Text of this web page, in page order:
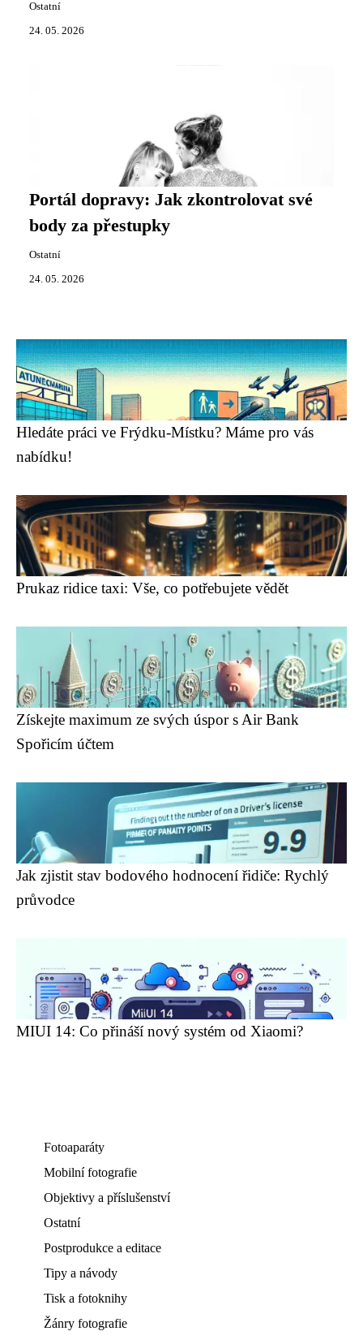
Ostatní
24. 05. 2026
Portál dopravy: Jak zkontrolovat své
body za přestupky
Ostatní
24. 05. 2026
Hledáte práci ve Frýdku-Místku? Máme pro vás
nabídku!
Prukaz ridice taxi: Vše, co potřebujete vědět
Získejte maximum ze svých úspor s Air Bank
Spořicím účtem
Jak zjistit stav bodového hodnocení řidiče: Rychlý
průvodce
MIUI 14: Co přináší nový systém od Xiaomi?
Fotoaparáty
Mobilní fotografie
Objektivy a příslušenství
Ostatní
Postprodukce a editace
Tipy a návody
Tisk a fotoknihy
Žánry fotografie